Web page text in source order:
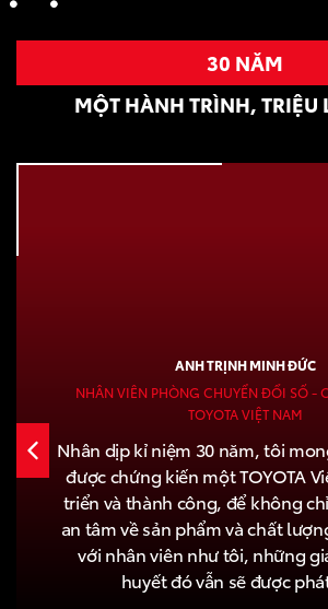
30 NĂM
MỘT HÀNH TRÌNH, TRIỆU
ANH TRỊNH MINH ĐỨC
NHÂN VIÊN PHÒNG CHUYỂN ĐỔI SỐ -
TOYOTA VIỆT NAM
Nhân dịp kỉ niệm 30 năm, tôi
được chứng kiến một TOYOTA
triển và thành công, để không
an tâm về sản phẩm và chất
với nhân viên như tôi, những
huyết đó vẫn sẽ được